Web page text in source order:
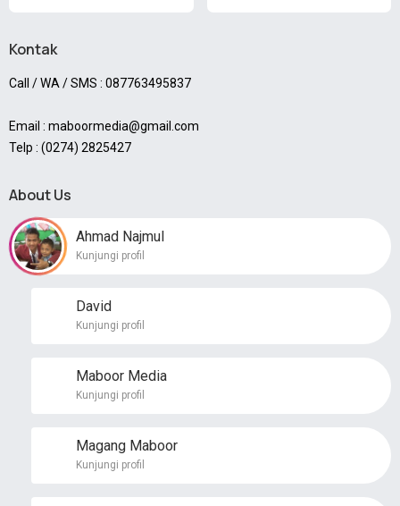
Kontak
Call / WA / SMS : 087763495837
Email : maboormedia@gmail.com
Telp : (0274) 2825427
About Us
Ahmad Najmul
Kunjungi profil
David
Kunjungi profil
Maboor Media
Kunjungi profil
Magang Maboor
Kunjungi profil